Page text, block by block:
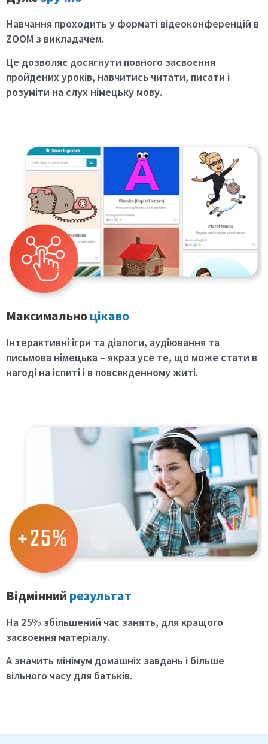
Навчання проходить у форматі відеоконференцій в
ZOOM з викладачем.
Це дозволяє досягнути повного засвоєння
пройдених уроків, навчитись читати, писати і
розуміти на слух німецьку мову.
Максимальноцікаво
Інтерактивні ігри та діалоги, аудіювання та
письмова німецька – якраз усе те, що може стати в
нагоді на іспиті і в повсякденному житі.
Відмінний результат
На 25% збільшений час занять, для кращого
засвоєння матеріалу.
А значить мінімум домашніх завдань і більше
вільного часу для батьків.